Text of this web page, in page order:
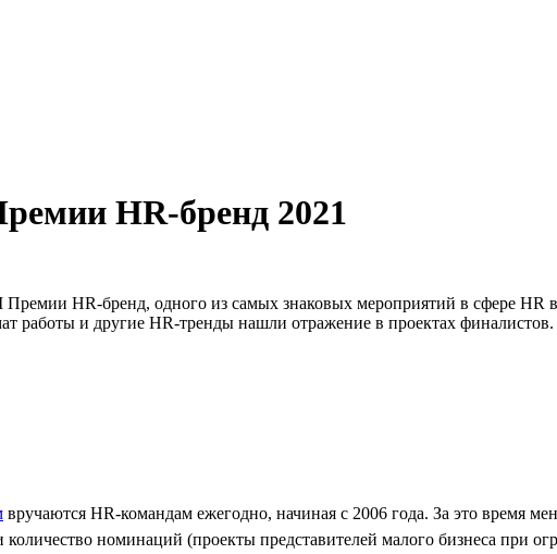
HR-бренд 2021
HR-бренд, одного из самых знаковых мероприятий в сфере HR
работы и другие HR-тренды нашли отражение в проектах
вручаются HR-командам ежегодно, начиная с 2006 года. За это время
номинаций (проекты представителей малого бизнеса при